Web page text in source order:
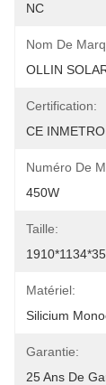
NC
Nom De
OLLIN
Certification:
CE
Numéro De
450W
Taille:
Matériel:
Silicium
Garantie:
25 Ans De